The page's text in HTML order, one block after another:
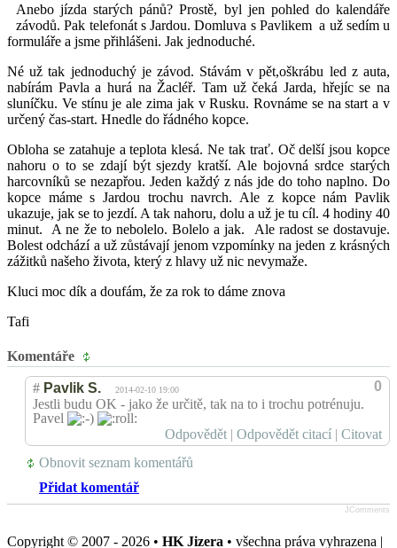
Anebo jízda starých pánů? Prostě, byl jen pohled do kalendáře
závodů. Pak telefonát s Jardou. Domluva s Pavlikem a už sedím u
formuláře a jsme přihlášeni. Jak jednoduché.
Né už tak jednoduchý je závod. Stávám v pět,oškrábu led z auta,
nabírám Pavla a hurá na Žacléř. Tam už čeká Jarda, hřejíc se na
sluníčku. Ve stínu je ale zima jak v Rusku. Rovnáme se na start a v
určený čas-start. Hnedle do řádného kopce.
Obloha se zatahuje a teplota klesá. Ne tak trať. Oč delší jsou kopce
nahoru o to se zdají být sjezdy kratší. Ale bojovná srdce starých
harcovníků se nezapřou. Jeden každý z nás jde do toho naplno. Do
kopce máme s Jardou trochu navrch. Ale z kopce nám Pavlik
ukazuje, jak se to jezdí. A tak nahoru, dolu a už je tu cíl. 4 hodiny 40
minut. A ne že to nebolelo. Bolelo a jak. Ale radost se dostavuje.
Bolest odchází a už zůstávají jenom vzpomínky na jeden z krásných
zážitků našeho života, který z hlavy už nic nevymaže.
Kluci moc dík a doufám, že za rok to dáme znova
Tafi
Komentáře
0
# Pavlik S. 2014-02-10 19:00
Jestli budu OK - jako že určitě, tak na to i trochu potrénuju.
Pavel
Odpovědět | Odpovědět citací | Citovat
Obnovit seznam komentářů
Přidat komentář
JComments
Copyright © 2007 - 2026 • HK Jizera • všechna práva vyhrazena |